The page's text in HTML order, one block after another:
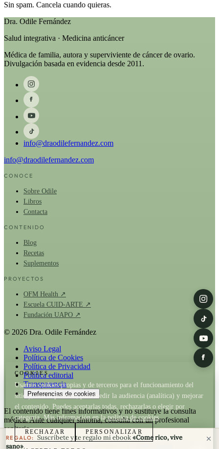
Sin spam. Cancela cuando quieras.
Dra. Odile Fernández
Salud integrativa · Medicina anticáncer
Médica de familia, autora y superviviente de cáncer de ovario.
Divulgación basada en evidencia desde 2011.
info@draodilefernandez.com
info@draodilefernandez.com
CONOCE
Sobre Odile
Libros
Contacta
CONTENIDO
Blog
Recetas
Suplementos
PROYECTOS
OFM Health ↗
Escuela CUID-ARTE ↗
Fundación UAPO ↗
© 2026 Dra. Odile Fernández
Aviso Legal
Política de Cookies
Política de Privacidad
Política editorial
Transparencia
Preferencias de cookies
El contenido tiene fines informativos y no sustituye la consulta
médica. Ante cualquier síntoma, consulta con un profesional
sanitario.
La Dra. Odile Fernández es fundadora de
COOKIES
Usamos cookies propias y de terceros para el funcionamiento del
sitio y, con tu permiso, para medir la audiencia (analítica) y mejorar
el contenido. Puedes aceptarlas todas, rechazarlas o elegir por
categoría. Más información en lapolítica de cookies.
RECHAZAR PERSONALIZAR
REGALO: Suscríbete y te regalo mi ebook«Come rico, vive
sano».